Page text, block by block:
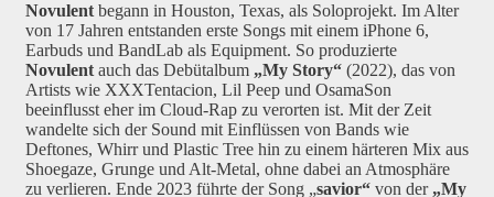
Novulent begann in Houston, Texas, als Soloprojekt. Im Alter
von 17 Jahren entstanden erste Songs mit einem iPhone 6,
Earbuds und BandLab als Equipment. So produzierte
Novulent auch das Debütalbum „My Story“ (2022), das von
Artists wie XXXTentacion, Lil Peep und OsamaSon
beeinflusst eher im Cloud-Rap zu verorten ist. Mit der Zeit
wandelte sich der Sound mit Einflüssen von Bands wie
Deftones, Whirr und Plastic Tree hin zu einem härteren Mix aus
Shoegaze, Grunge und Alt-Metal, ohne dabei an Atmosphäre
zu verlieren. Ende 2023 führte der Song „savior“ von der „My